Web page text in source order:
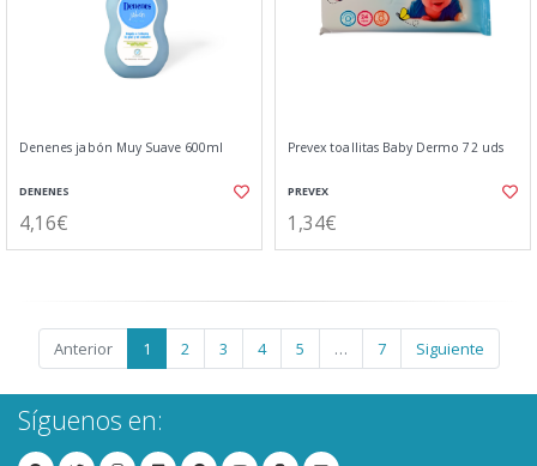
Denenes jabón Muy Suave 600ml
DENENES
4,16€
Prevex toallitas Baby Dermo 72 uds
PREVEX
1,34€
Anterior 1 2 3 4 5 … 7 Siguiente
Síguenos en: